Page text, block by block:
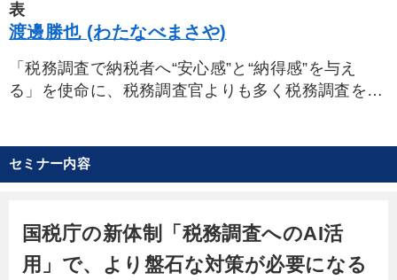
表
渡邊勝也 (わたなべまさや)
「税務調査で納税者へ“安心感”と“納得感”を与え
る」を使命に、税務調査官よりも多く税務調査を行
ら絶大な信頼を獲得している。年間100件以上とい
う、税理士業界でもダントツの税務調査実績を誇
現インテリジェンス、タナベ経営などを経て“人と
カネ”に関わる指導をする中、多くの税理士が他業
セミナー内容
国税庁の新体制「税務調査へのAI活
用」で、より盤石な対策が必要になる